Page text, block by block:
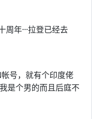
年···拉登已经去
号，就有个印度佬
是个男的而且后庭不